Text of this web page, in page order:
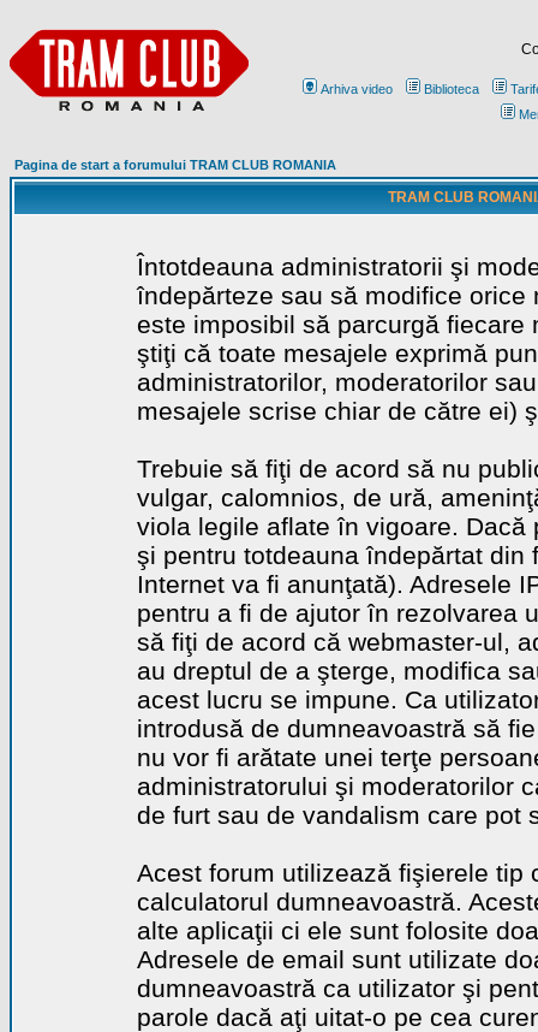
Arhiva video Biblioteca
Pagina de start a forumului TRAM CLUB ROMANIA
TRAM CLUB
Întotdeauna administratorii şi
îndepărteze sau să modifice
este imposibil să parcurgă
ştiţi că toate mesajele exprimă
administratorilor, moderatorilor
mesajele scrise chiar de către ei)
Trebuie să fiţi de acord să nu
vulgar, calomnios, de ură,
viola legile aflate în vigoare.
şi pentru totdeauna îndepărtat
Internet va fi anunţată). Adresele
pentru a fi de ajutor în rezolvarea
să fiţi de acord că webmaster-ul,
au dreptul de a şterge, modifica
acest lucru se impune. Ca
introdusă de dumneavoastră să
nu vor fi arătate unei terţe
administratorului şi moderatorilor
de furt sau de vandalism care pot
Acest forum utilizează fişierele tip
calculatorul dumneavoastră.
alte aplicaţii ci ele sunt folosite
Adresele de email sunt utilizate
dumneavoastră ca utilizator şi
parole dacă aţi uitat-o pe cea